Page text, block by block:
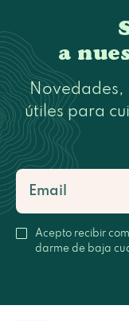
a
Novedades,
útiles para
Acepto recibir
darme de baja